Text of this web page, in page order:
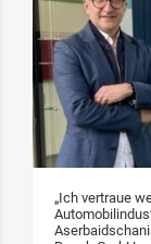
„Ich vertraue